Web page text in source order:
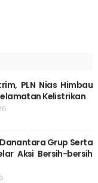
PLN Nias Himbau
Kelistrikan
Danantara Grup Serta
Aksi Bersih-bersih